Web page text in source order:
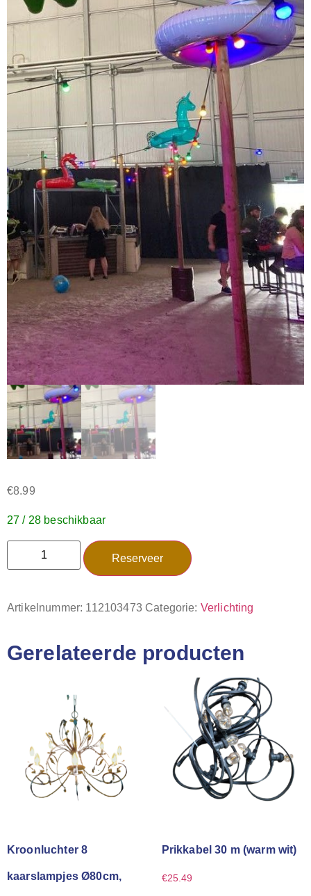
€8.99
27 / 28 beschikbaar
Reserveer
Artikelnummer: 112103473 Categorie: Verlichting
Gerelateerde producten
Kroonluchter 8
kaarslampjes Ø80cm,
Prikkabel 30 m (warm wit)
€25.49